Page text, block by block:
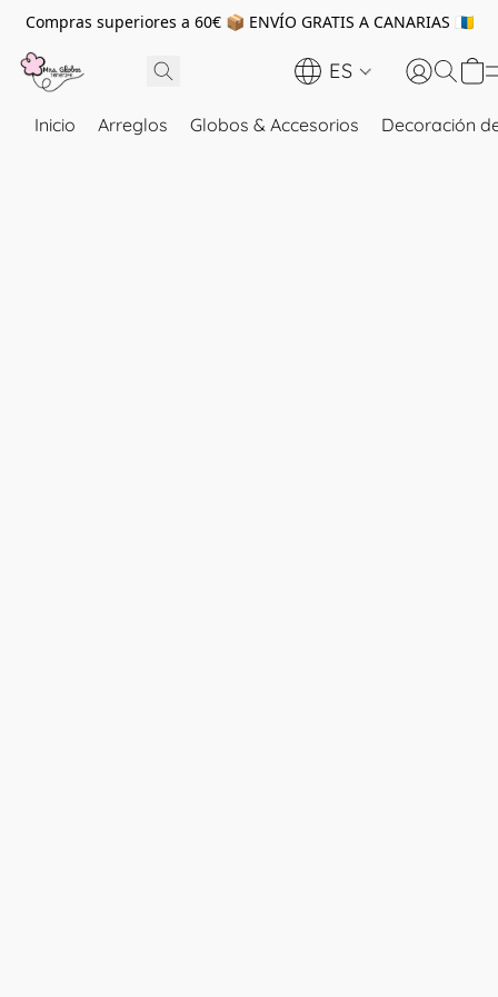
Compras superiores a 60€ 📦 ENVÍO GRATIS A CANARIAS 🇮🇨
ES
Inicio Arreglos Globos & Accesorios Decoración